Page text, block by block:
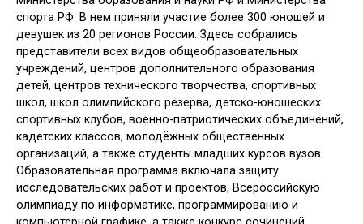
спорта РФ. В нем приняли участие более 300 юношей и
девушек из 20 регионов России. Здесь собрались
представители всех видов общеобразовательных
учреждений, центров дополнительного образования
детей, центров технического творчества, спортивных
школ, школ олимпийского резерва, детско-юношеских
спортивных клубов, военно-патриотических объединений,
кадетских классов, молодёжных общественных
организаций, а также студенты младших курсов вузов.
Образовательная программа включала защиту
исследовательских работ и проектов, Всероссийскую
олимпиаду по информатике, программированию и